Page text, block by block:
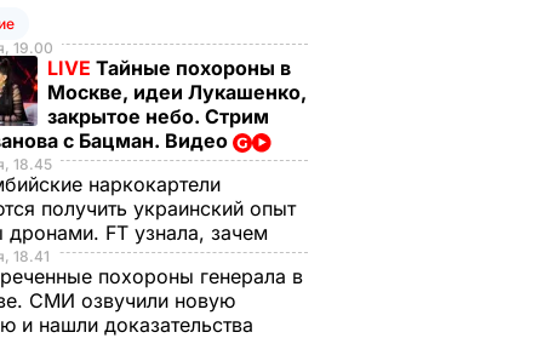
19.00
LIVE Тайные похороны в
Москве, идеи Лукашенко,
закрытое небо. Стрим
с Бацман. Видео
18.45
наркокартели
получить украинский опыт
дронами. FT узнала, зачем
18.41
похороны генерала в
СМИ озвучили новую
и нашли доказательства